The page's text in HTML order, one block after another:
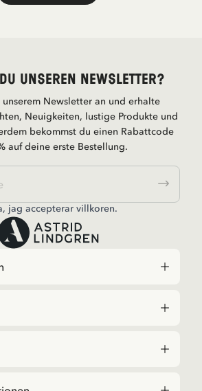
unseren Newsletter?
Newsletter an und erhalte
Neuigkeiten, lustige Produkte und
bekommst du einen Rabattcode
auf deine erste Bestellung.
jag accepterar villkoren.